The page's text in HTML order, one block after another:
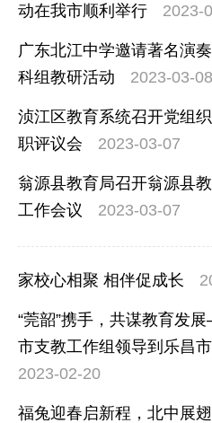
动在我市顺利举行
2023-
广东北江中学邀请著名演
科组教研活动
2023-03-08
浈江区教育系统召开党组
职评议会
2023-03-07
翁源县教育局召开翁源县
工作会议
2023-03-07
家校心相聚 相伴促成长
“莞韶”携手，共谋教育发
市支教工作组领导到乐昌
2023-02-20
福兔迎春启新程，北中展